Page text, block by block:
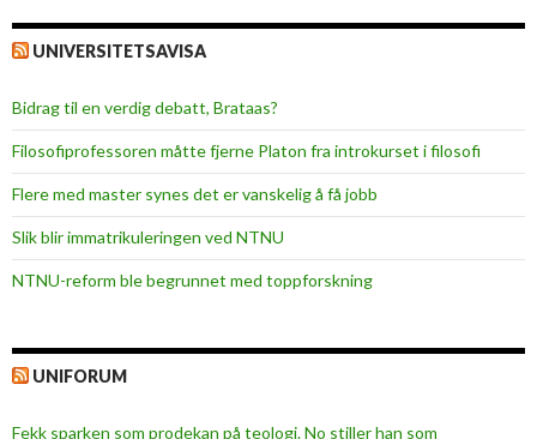
UNIVERSITETSAVISA
Bidrag til en verdig debatt, Brataas?
Filosofiprofessoren måtte fjerne Platon fra introkurset i filosofi
Flere med master synes det er vanskelig å få jobb
Slik blir immatrikuleringen ved NTNU
NTNU-reform ble begrunnet med toppforskning
UNIFORUM
Fekk sparken som prodekan på teologi. No stiller han som